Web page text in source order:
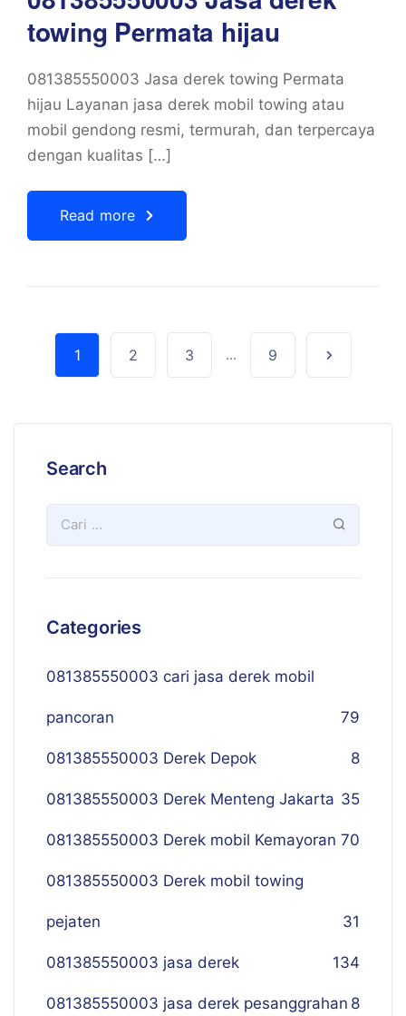
towing Permata hijau
081385550003 Jasa derek towing Permata
hijau Layanan jasa derek mobil towing atau
mobil gendong resmi, termurah, dan terpercaya
dengan kualitas […]
Read more
1 2 3 ... 9
Search
Categories
081385550003 cari jasa derek mobil
pancoran 79
081385550003 Derek Depok 8
081385550003 Derek Menteng Jakarta 35
081385550003 Derek mobil Kemayoran 70
081385550003 Derek mobil towing
pejaten 31
081385550003 jasa derek 134
081385550003 jasa derek pesanggrahan 8